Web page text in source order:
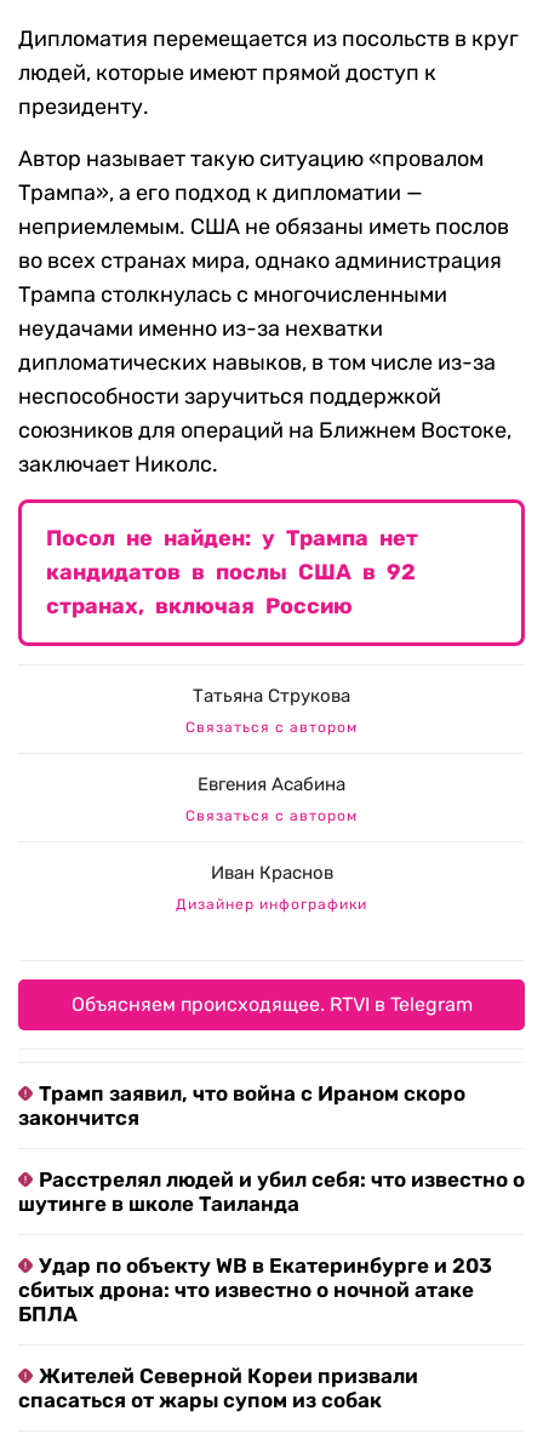
Дипломатия перемещается из посольств в круг
людей, которые имеют прямой доступ к
президенту.
Автор называет такую ситуацию «провалом
Трампа», а его подход к дипломатии —
неприемлемым. США не обязаны иметь послов
во всех странах мира, однако администрация
Трампа столкнулась с многочисленными
неудачами именно из-за нехватки
дипломатических навыков, в том числе из-за
неспособности заручиться поддержкой
союзников для операций на Ближнем Востоке,
заключает Николс.
Посол не найден: у Трампа нет
кандидатов в послы США в 92
странах, включая Россию
Татьяна Струкова
Связаться с автором
Евгения Асабина
Связаться с автором
Иван Краснов
Дизайнер инфографики
Объясняем происходящее. RTVI в Telegram
Трамп заявил, что война с Ираном скоро
закончится
Расстрелял людей и убил себя: что известно о
шутинге в школе Таиланда
Удар по объекту WB в Екатеринбурге и 203
сбитых дрона: что известно о ночной атаке
БПЛА
Жителей Северной Кореи призвали
спасаться от жары супом из собак